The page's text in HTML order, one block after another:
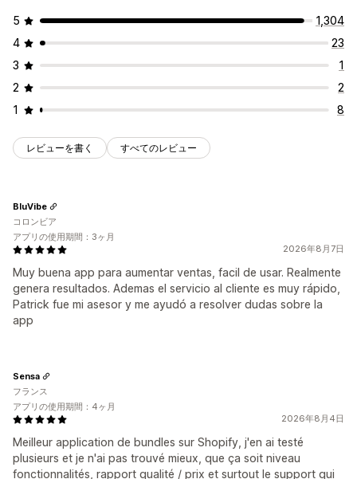
5
1,304
4
23
3
1
2
2
1
8
レビューを書く すべてのレビュー
2026年8月7日
Muy buena app para aumentar ventas, facil de usar. Realmente
genera resultados. Ademas el servicio al cliente es muy rápido,
Patrick fue mi asesor y me ayudó a resolver dudas sobre la
app
BluVibe
コロンビア
アプリの使用期間：3ヶ月
2026年8月4日
Meilleur application de bundles sur Shopify, j'en ai testé
plusieurs et je n'ai pas trouvé mieux, que ça soit niveau
fonctionnalités, rapport qualité / prix et surtout le support qui
Sensa
フランス
アプリの使用期間：4ヶ月